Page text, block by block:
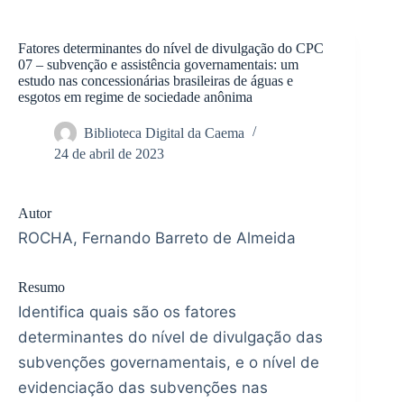
Fatores determinantes do nível de divulgação do CPC
07 – subvenção e assistência governamentais: um
estudo nas concessionárias brasileiras de águas e
esgotos em regime de sociedade anônima
Biblioteca Digital da Caema
24 de abril de 2023
Autor
ROCHA, Fernando Barreto de Almeida
Resumo
Identifica quais são os fatores
determinantes do nível de divulgação das
subvenções governamentais, e o nível de
evidenciação das subvenções nas